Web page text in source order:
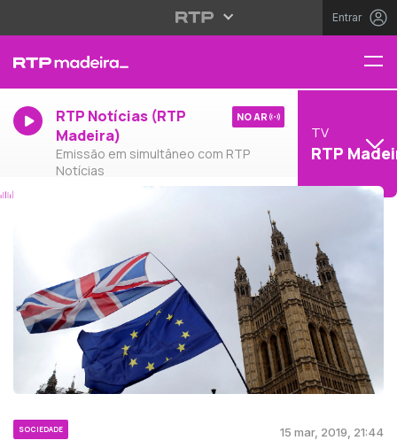
Entrar
RTP Notícias (RTP
Madeira)
Emissão em simultâneo com RTP
Notícias
NO AR
TV
RTP
SOCIEDADE 15 mar, 2019, 21:44